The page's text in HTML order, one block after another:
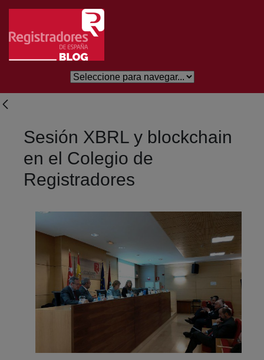
Saltar al contenido principal
Sesión XBRL y blockchain
en el Colegio de
Registradores